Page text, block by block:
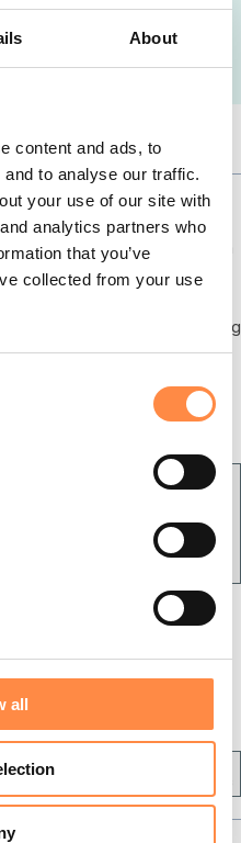
About
content and ads, to
to analyse our traffic.
your use of our site with
analytics partners who
that you’ve
collected from your use
all
i de filer som du till slut
Bolagsverket och din
helt identiska.
inlämning hjälper dig genom
ett svenskt
Allt du behöver göra är att
uppgifterna vid varje steg
organisationsnummer har
för att göra processen
du anger används
hos Bolagsverket, ingen